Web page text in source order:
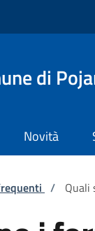
di
Novità
pane
/ Quali